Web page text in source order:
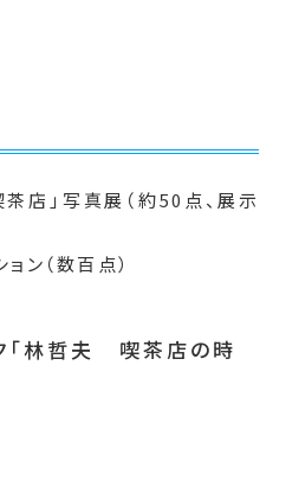
店」写真展（約50点、展示
ン（数百点）
「林哲夫 喫茶店の時